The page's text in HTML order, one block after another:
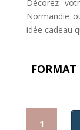
Décorez
Normandie
idée cadeau
FORMAT
QUANTITÉ